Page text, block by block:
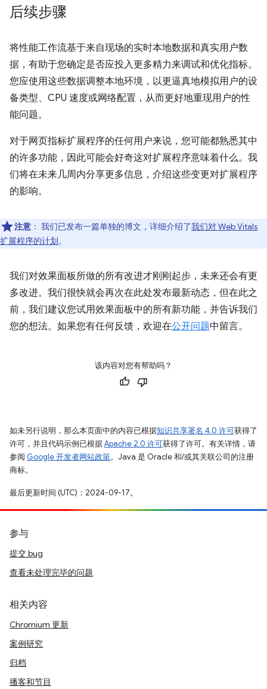
后续步骤
将性能工作流基于来自现场的实时本地数据和真实用户数
据，有助于您确定是否应投入更多精力来调试和优化指标。
您应使用这些数据调整本地环境，以更逼真地模拟用户的设
备类型、CPU 速度或网络配置，从而更好地重现用户的性
能问题。
对于网页指标扩展程序的任何用户来说，您可能都熟悉其中
的许多功能，因此可能会好奇这对扩展程序意味着什么。我
们将在未来几周内分享更多信息，介绍这些变更对扩展程序
的影响。
注意 ： 我们已发布一篇单独的博文，详细介绍了我们对 Web Vitals
扩展程序的计划。
我们对效果面板所做的所有改进才刚刚起步，未来还会有更
多改进。我们很快就会再次在此处发布最新动态，但在此之
前，我们建议您试用效果面板中的所有新功能，并告诉我们
您的想法。如果您有任何反馈，欢迎在公开问题中留言。
该内容对您有帮助吗？
如未另行说明，那么本页面中的内容已根据知识共享署名 4.0 许可获得了
许可，并且代码示例已根据Apache 2.0 许可获得了许可。有关详情，请
参阅 Google 开发者网站政策。Java 是 Oracle 和/或其关联公司的注册
商标。
最后更新时间 (UTC)：2024-09-17。
参与
提交 bug
查看未处理完毕的问题
相关内容
Chromium 更新
案例研究
归档
播客和节目